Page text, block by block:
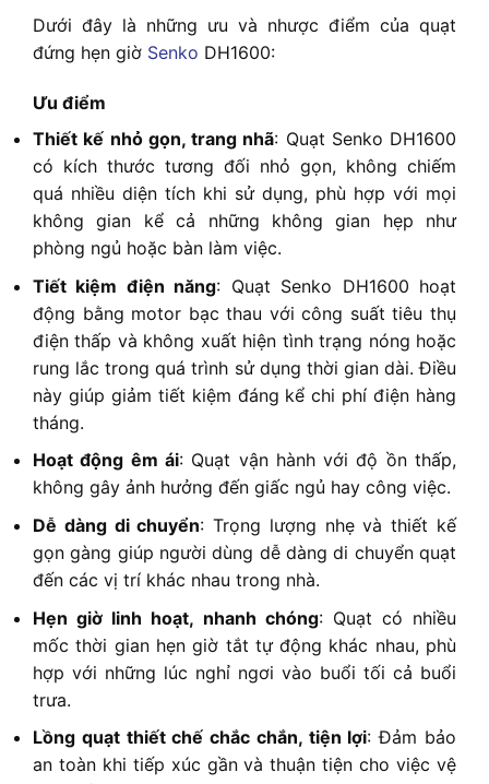
Dưới đây là những ưu và nhược điểm của quạt
đứng hẹn giờ Senko DH1600:
Ưu điểm
Thiết kế nhỏ gọn, trang nhã: Quạt Senko DH1600
có kích thước tương đối nhỏ gọn, không chiếm
quá nhiều diện tích khi sử dụng, phù hợp với mọi
không gian kể cả những không gian hẹp như
phòng ngủ hoặc bàn làm việc.
Tiết kiệm điện năng: Quạt Senko DH1600 hoạt
động bằng motor bạc thau với công suất tiêu thụ
điện thấp và không xuất hiện tình trạng nóng hoặc
rung lắc trong quá trình sử dụng thời gian dài. Điều
này giúp giảm tiết kiệm đáng kể chi phí điện hàng
tháng.
Hoạt động êm ái: Quạt vận hành với độ ồn thấp,
không gây ảnh hưởng đến giấc ngủ hay công việc.
Dễ dàng di chuyển: Trọng lượng nhẹ và thiết kế
gọn gàng giúp người dùng dễ dàng di chuyển quạt
đến các vị trí khác nhau trong nhà.
Hẹn giờ linh hoạt, nhanh chóng: Quạt có nhiều
mốc thời gian hẹn giờ tắt tự động khác nhau, phù
hợp với những lúc nghỉ ngơi vào buổi tối cả buổi
trưa.
Lồng quạt thiết chế chắc chắn, tiện lợi: Đảm bảo
an toàn khi tiếp xúc gần và thuận tiện cho việc vệ